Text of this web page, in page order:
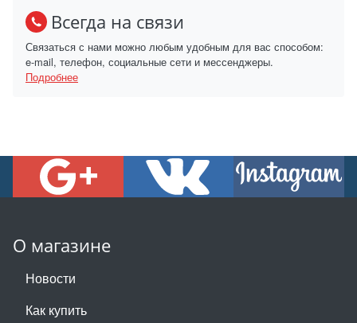
Всегда на связи
Связаться с нами можно любым удобным для вас способом:
e-mail, телефон, социальные сети и мессенджеры.
Подробнее
О магазине
Новости
Как купить